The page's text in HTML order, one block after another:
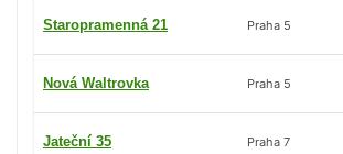
Staropramenná 21 Praha 5
Nová Waltrovka Praha 5
Jateční 35 Praha 7